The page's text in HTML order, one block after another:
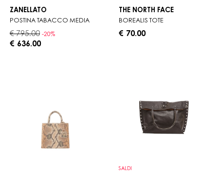
ZANELLATO
POSTINA TABACCO MEDIA
€ 795.00 -20%
€ 636.00
THE NORTH FACE
BOREALIS TOTE
€ 70.00
SALDI